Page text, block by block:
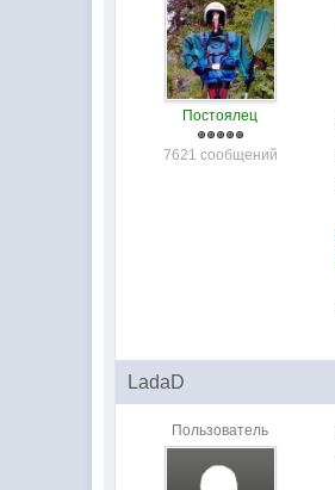
Постоялец
7621 сообщений
LadaD
Пользователь